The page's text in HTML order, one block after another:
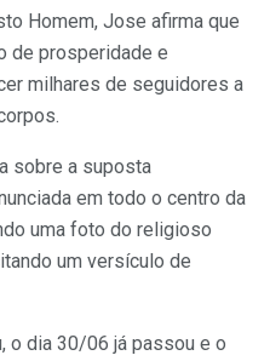
Homem, Jose afirma que
de prosperidade e
milhares de seguidores a
sobre a suposta
em todo o centro da
uma foto do religioso
um versículo de
o dia 30/06 já passou e o